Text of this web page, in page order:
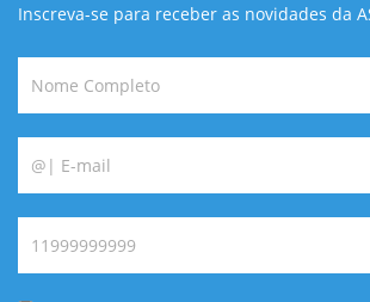
Inscreva-se para receber as novidades da